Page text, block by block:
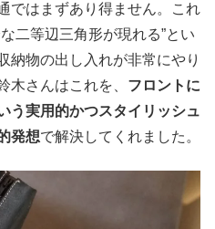
ではまずあり得ません。これ
二等辺三角形が現れる”とい
納物の出し入れが非常にやり
木さんはこれを、 フロントに
う実用的かつスタイリッシュ
発想で解決してくれました。